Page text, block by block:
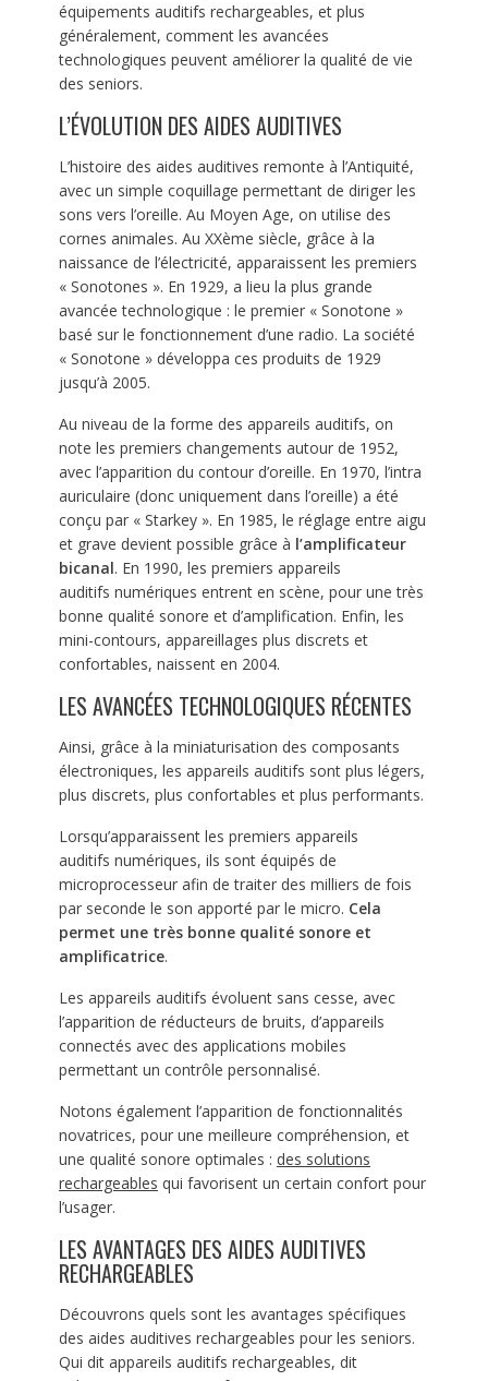
équipements auditifs rechargeables, et plus
généralement, comment les avancées
technologiques peuvent améliorer la qualité de vie
des seniors.
L’ÉVOLUTION DES AIDES AUDITIVES
L’histoire des aides auditives remonte à l’Antiquité,
avec un simple coquillage permettant de diriger les
sons vers l’oreille. Au Moyen Age, on utilise des
cornes animales. Au XXème siècle, grâce à la
naissance de l’électricité, apparaissent les premiers
« Sonotones ». En 1929, a lieu la plus grande
avancée technologique : le premier « Sonotone »
basé sur le fonctionnement d’une radio. La société
« Sonotone » développa ces produits de 1929
jusqu’à 2005.
Au niveau de la forme des appareils auditifs, on
note les premiers changements autour de 1952,
avec l’apparition du contour d’oreille. En 1970, l’intra
auriculaire (donc uniquement dans l’oreille) a été
conçu par « Starkey ». En 1985, le réglage entre aigu
et grave devient possible grâce à l’amplificateur
bicanal. En 1990, les premiers appareils
auditifs numériques entrent en scène, pour une très
bonne qualité sonore et d’amplification. Enfin, les
mini-contours, appareillages plus discrets et
confortables, naissent en 2004.
LES AVANCÉES TECHNOLOGIQUES RÉCENTES
Ainsi, grâce à la miniaturisation des composants
électroniques, les appareils auditifs sont plus légers,
plus discrets, plus confortables et plus performants.
Lorsqu’apparaissent les premiers appareils
auditifs numériques, ils sont équipés de
microprocesseur afin de traiter des milliers de fois
par seconde le son apporté par le micro. Cela
permet une très bonne qualité sonore et
amplificatrice.
Les appareils auditifs évoluent sans cesse, avec
l’apparition de réducteurs de bruits, d’appareils
connectés avec des applications mobiles
permettant un contrôle personnalisé.
Notons également l’apparition de fonctionnalités
novatrices, pour une meilleure compréhension, et
une qualité sonore optimales : des solutions
rechargeables qui favorisent un certain confort pour
l’usager.
LES AVANTAGES DES AIDES AUDITIVES
RECHARGEABLES
Découvrons quels sont les avantages spécifiques
des aides auditives rechargeables pour les seniors.
Qui dit appareils auditifs rechargeables, dit